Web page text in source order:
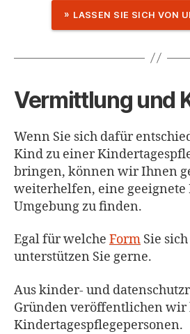
LASSEN SIE SICH VON
Vermittlung und
Wenn Sie sich dafür
Kind zu einer
bringen, können wir Ihnen
weiterhelfen, eine geeignete
Umgebung zu finden.
Egal für welche Form Sie
unterstützen Sie gerne.
Aus kinder- und
Gründen veröffentlichen wir
Kindertagespflegepersonen.